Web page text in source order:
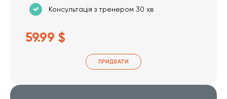
Консультація з тренером 30 хв
59.99 $
ПРИДБАТИ